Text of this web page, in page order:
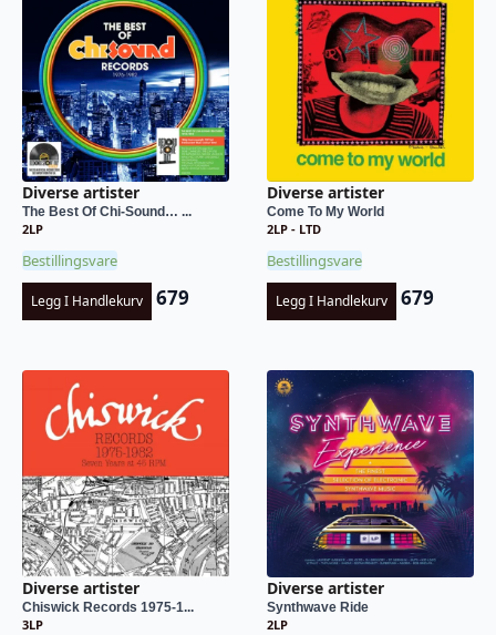
Diverse artister
The Best Of Chi-Sound… ...
2LP
Bestillingsvare
Legg I Handlekurv 679
Diverse artister
Come To My World
2LP - LTD
Bestillingsvare
Legg I Handlekurv 679
Diverse artister
Chiswick Records 1975-1...
3LP
Diverse artister
Synthwave Ride
2LP